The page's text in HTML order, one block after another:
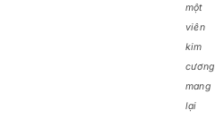
một
viên
kim
cương
mang
lại